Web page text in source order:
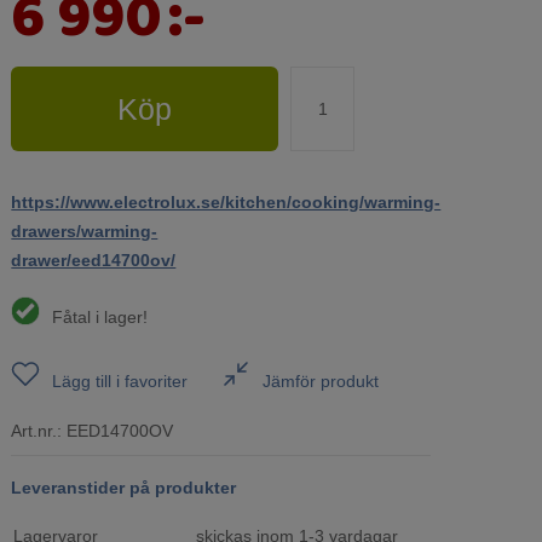
6 990:-
Köp
https://www.electrolux.se/kitchen/cooking/warming-
drawers/warming-
drawer/eed14700ov/
Fåtal i lager!
Lägg till i favoriter Jämför produkt
Art.nr.: EED14700OV
Leveranstider på produkter
Lagervaror skickas inom 1-3 vardagar